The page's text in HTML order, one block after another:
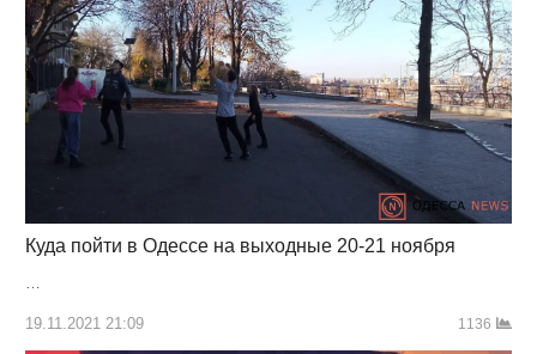
Куда пойти в Одессе на выходные 20-21 ноября
19.11.2021 21:09 1136